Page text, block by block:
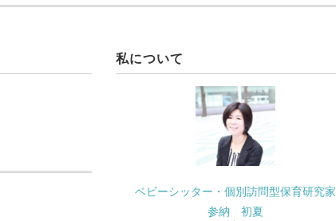
私について
ベビーシッター・個別訪問型保育研究家
参納 初夏